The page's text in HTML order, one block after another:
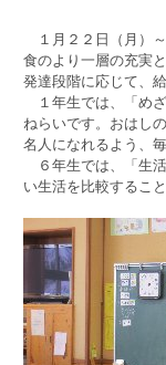
１月２２日（月）
食のより一層の充実
発達段階に応じて、
１年生では、「め
ねらいです。おはし
名人になれるよう、
６年生では、「生
い生活を比較するこ